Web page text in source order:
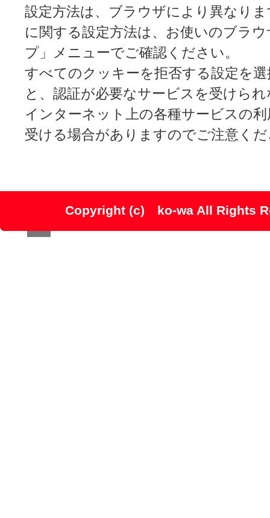
設定方法は、ブラウザにより異なり
に関する設定方法は、お使いのブラ
プ」メニューでご確認ください。
すべてのクッキーを拒否する設定を
と、認証が必要なサービスを受けら
インターネット上の各種サービスの
受ける場合がありますのでご注意く
Copyright (c) ko-wa All Rights